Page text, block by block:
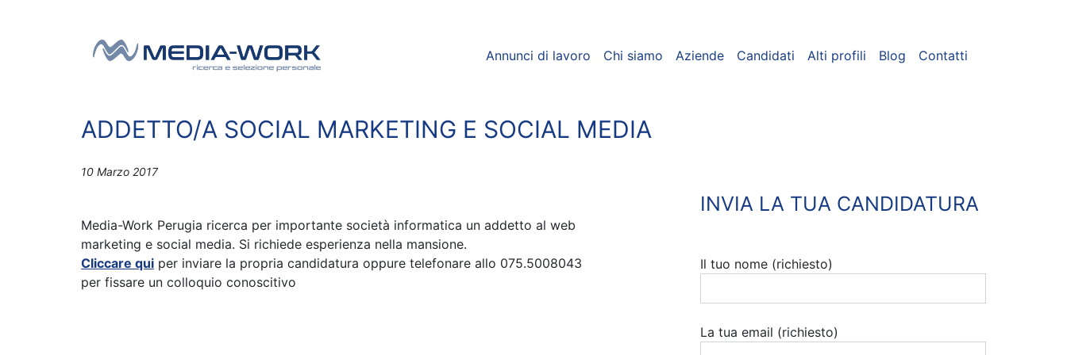
Navigazione principale Annunci di lavoro Chi siamo Aziende Candidati Alti profili Blog Contatti
ADDETTO/A SOCIAL MARKETING E SOCIAL MEDIA
10 Marzo 2017
Media-Work Perugia ricerca per importante società informatica un addetto al web
marketing e social media. Si richiede esperienza nella mansione.
Cliccare qui per inviare la propria candidatura oppure telefonare allo 075.5008043
per fissare un colloquio conoscitivo
INVIA LA TUA CANDIDATURA
Il tuo nome (richiesto)
La tua email (richiesto)